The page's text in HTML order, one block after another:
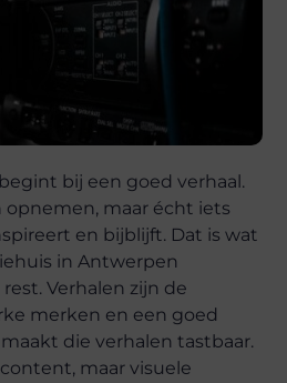
bij een goed verhaal.
opnemen, maar écht iets
en bijblijft. Dat is wat
in Antwerpen
Verhalen zijn de
merken en een goed
die verhalen tastbaar.
maar visuele